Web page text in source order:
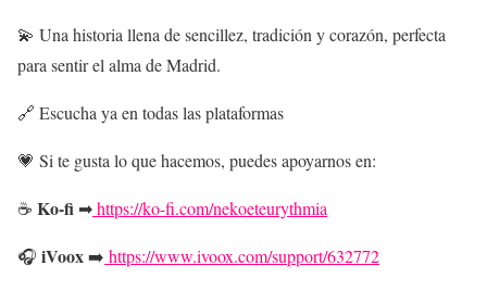
💫 Una historia llena de sencillez, tradición y corazón, perfecta
para sentir el alma de Madrid.
🔗 Escucha ya en todas las plataformas
💗 Si te gusta lo que hacemos, puedes apoyarnos en:
☕ Ko-fi ➡https://ko-fi.com/nekoeteurythmia
🎧 iVoox➡️ https://www.ivoox.com/support/632772